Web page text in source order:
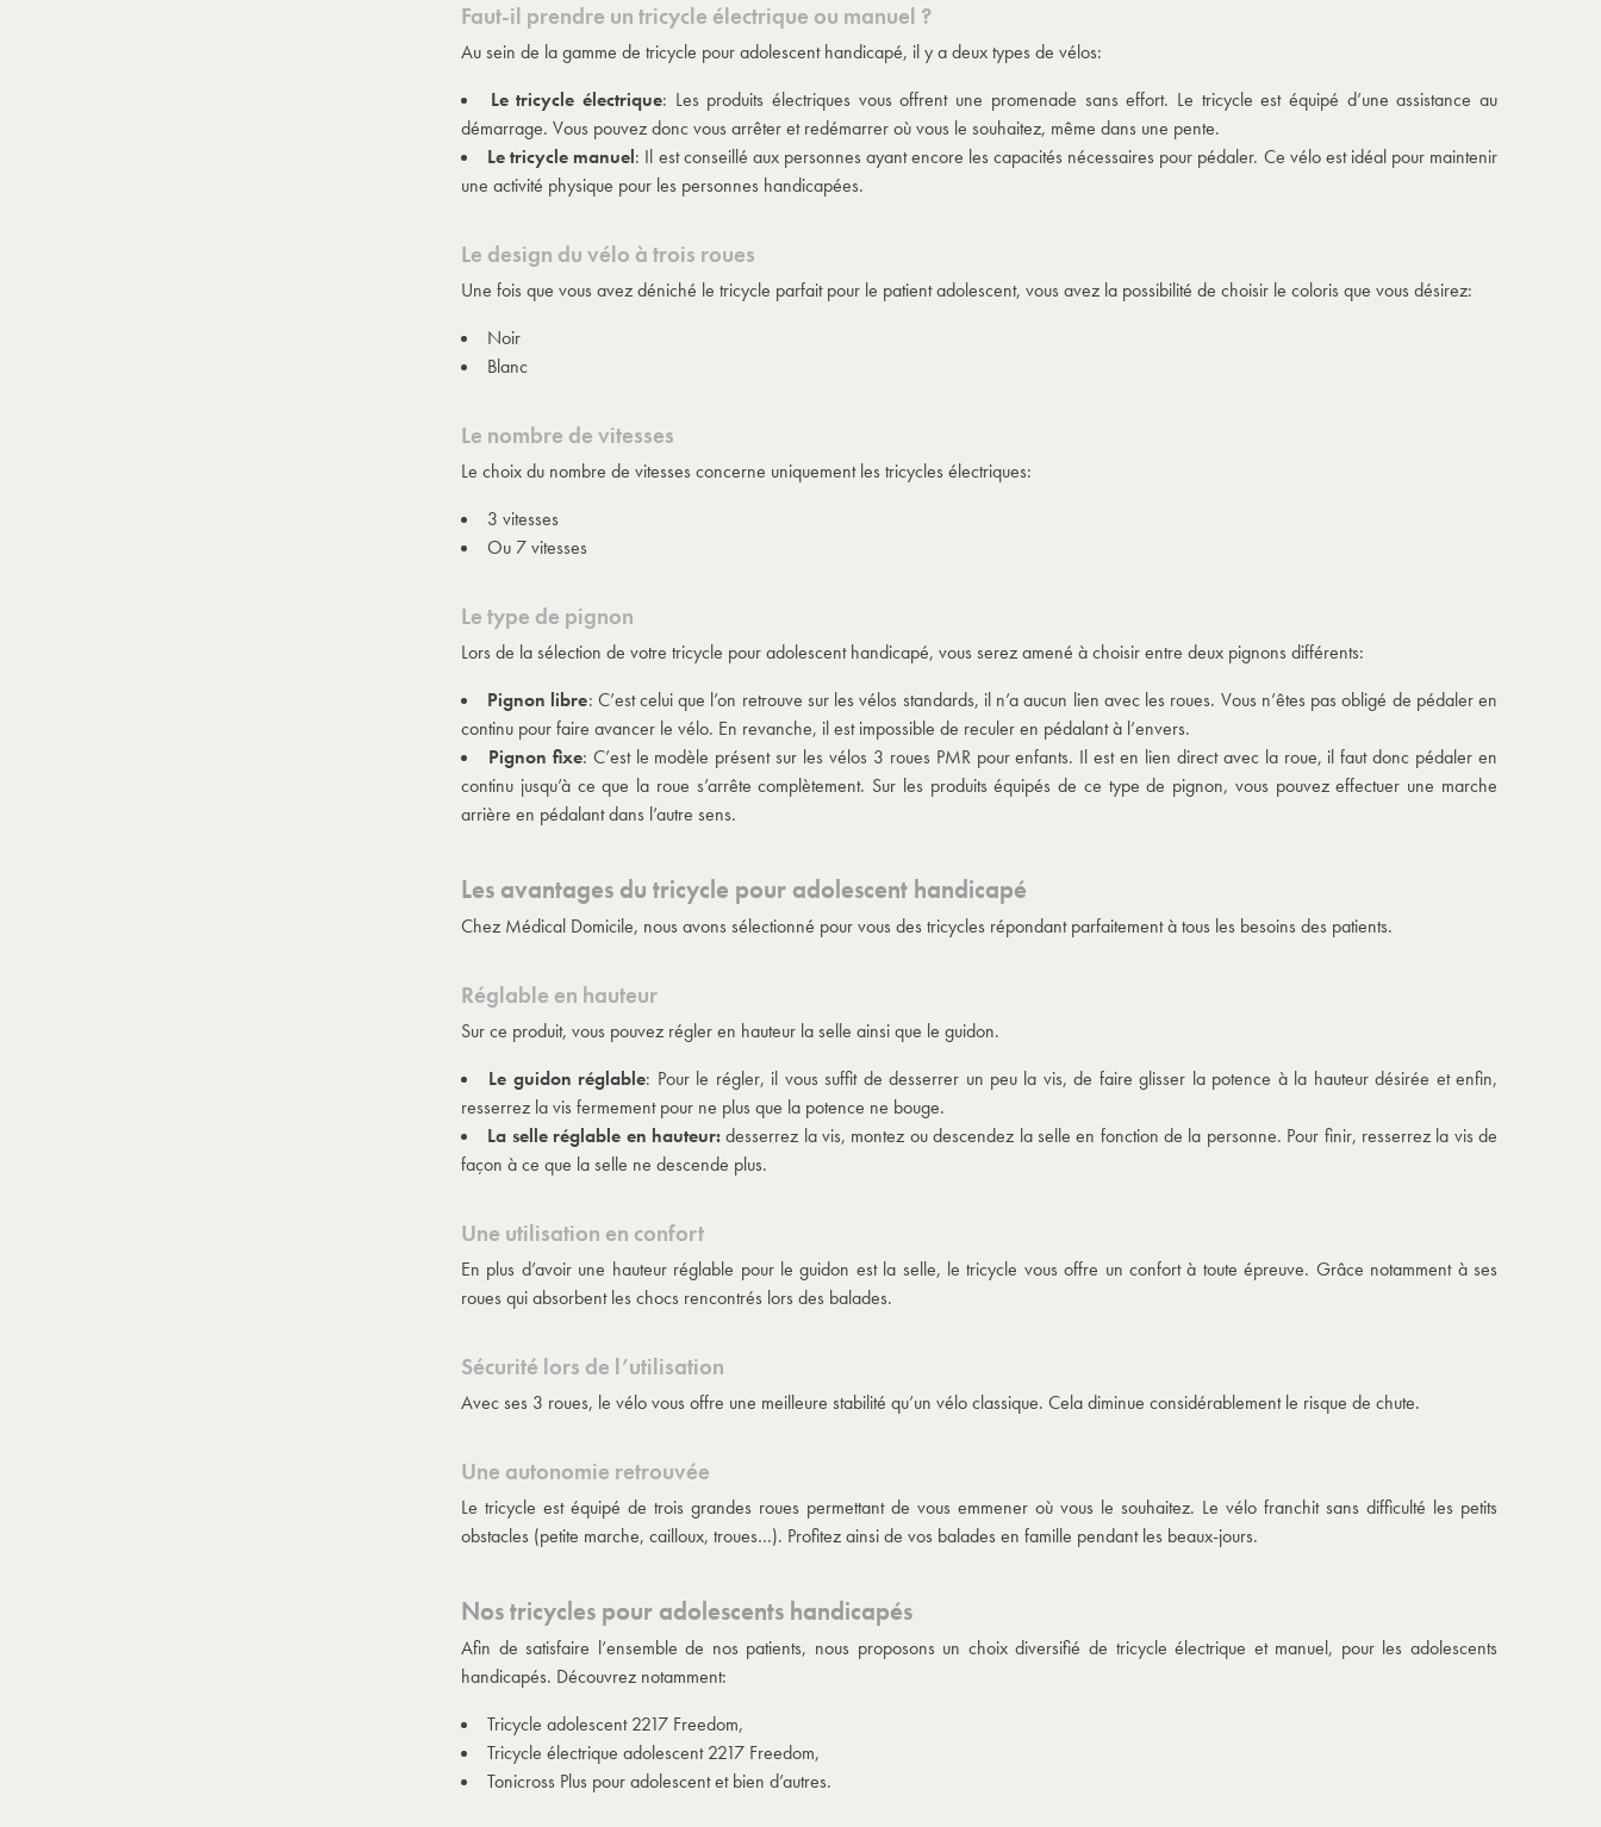
Faut-il prendre un tricycle électrique ou manuel ?
Au sein de la gamme de tricycle pour adolescent handicapé, il y a deux types de vélos:
Le tricycle électrique: Les produits électriques vous offrent une promenade sans effort. Le tricycle est équipé d’une assistance au
démarrage. Vous pouvez donc vous arrêter et redémarrer où vous le souhaitez, même dans une pente.
Le tricycle manuel: Il est conseillé aux personnes ayant encore les capacités nécessaires pour pédaler. Ce vélo est idéal pour maintenir
une activité physique pour les personnes handicapées.
Le design du vélo à trois roues
Une fois que vous avez déniché le tricycle parfait pour le patient adolescent, vous avez la possibilité de choisir le coloris que vous désirez:
Noir
Blanc
Le nombre de vitesses
Le choix du nombre de vitesses concerne uniquement les tricycles électriques:
3 vitesses
Ou 7 vitesses
Le type de pignon
Lors de la sélection de votre tricycle pour adolescent handicapé, vous serez amené à choisir entre deux pignons différents:
Pignon libre: C’est celui que l’on retrouve sur les vélos standards, il n’a aucun lien avec les roues. Vous n’êtes pas obligé de pédaler en
continu pour faire avancer le vélo. En revanche, il est impossible de reculer en pédalant à l’envers.
Pignon fixe: C’est le modèle présent sur lesvélos 3 roues PMR pour enfants. Il est en lien direct avec la roue, il faut donc pédaler en
continu jusqu’à ce que la roue s’arrête complètement. Sur les produits équipés de ce type de pignon, vous pouvez effectuer une marche
arrière en pédalant dans l’autre sens.
Les avantages du tricycle pour adolescent handicapé
Chez Médical Domicile, nous avons sélectionné pour vous des tricycles répondant parfaitement à tous les besoins des patients.
Réglable en hauteur
Sur ce produit, vous pouvez régler en hauteur la selle ainsi que le guidon.
Le guidon réglable: Pour le régler, il vous suffit de desserrer un peu la vis, de faire glisser la potence à la hauteur désirée et enfin,
resserrez la vis fermement pour ne plus que la potence ne bouge.
La selle réglable en hauteur:desserrez la vis, montez ou descendez la selle en fonction de la personne. Pour finir, resserrez la vis de
façon à ce que la selle ne descende plus.
Une utilisation en confort
En plus d’avoir une hauteur réglable pour le guidon est la selle, le tricycle vous offre un confort à toute épreuve. Grâce notamment à ses
roues qui absorbent les chocs rencontrés lors des balades.
Sécurité lors de l’utilisation
Avec ses 3 roues, le vélo vous offre une meilleure stabilité qu’un vélo classique. Cela diminue considérablement le risque de chute.
Une autonomie retrouvée
Le tricycle est équipé de trois grandes roues permettant de vous emmener où vous le souhaitez. Le vélo franchit sans difficulté les petits
obstacles (petite marche, cailloux, troues…). Profitez ainsi de vos balades en famille pendant les beaux-jours.
Nos tricycles pour adolescents handicapés
Afin de satisfaire l’ensemble de nos patients, nous proposons un choix diversifié de tricycle électrique et manuel, pour les adolescents
handicapés. Découvrez notamment:
Tricycle adolescent 2217 Freedom,
Tricycle électrique adolescent 2217 Freedom,
Tonicross Plus pour adolescent et bien d’autres.